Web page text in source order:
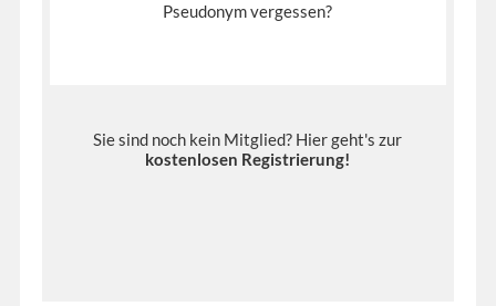
Pseudonym vergessen?
Sie sind noch kein Mitglied? Hier geht's zur
kostenlosen Registrierung!